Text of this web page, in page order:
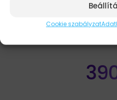
Cookie szabályzat